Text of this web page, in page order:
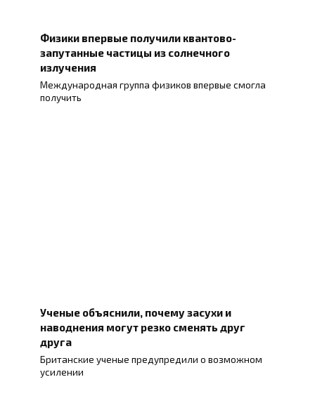
Физики впервые получили квантово-
запутанные частицы из солнечного
излучения
Международная группа физиков впервые смогла
получить
Ученые объяснили, почему засухи и
наводнения могут резко сменять друг
друга
Британские ученые предупредили о возможном
усилении